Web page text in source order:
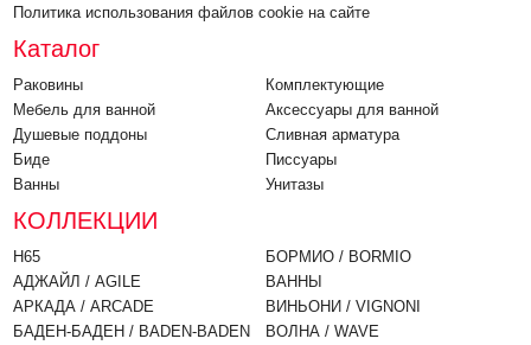
Политика использования файлов cookie на сайте
Каталог
Раковины
Мебель для ванной
Душевые поддоны
Биде
Ванны
Комплектующие
Аксессуары для ванной
Cливная арматура
Писсуары
Унитазы
КОЛЛЕКЦИИ
H65
АДЖАЙЛ / AGILE
АРКАДА / ARCADE
БАДЕН-БАДЕН / BADEN-BADEN
БОРМИО / BORMIO
ВАННЫ
ВИНЬОНИ / VIGNONI
ВОЛНА / WAVE